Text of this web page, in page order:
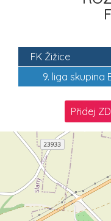
FK Žižice
9. liga skupina
Přidej